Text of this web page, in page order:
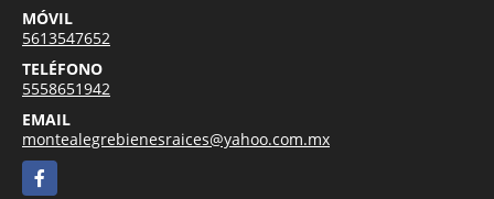
MÓVIL
5613547652
TELÉFONO
5558651942
EMAIL
montealegrebienesraices@yahoo.com.mx
Facebook